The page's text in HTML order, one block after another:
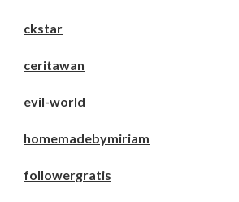
ckstar
ceritawan
evil-world
homemadebymiriam
followergratis